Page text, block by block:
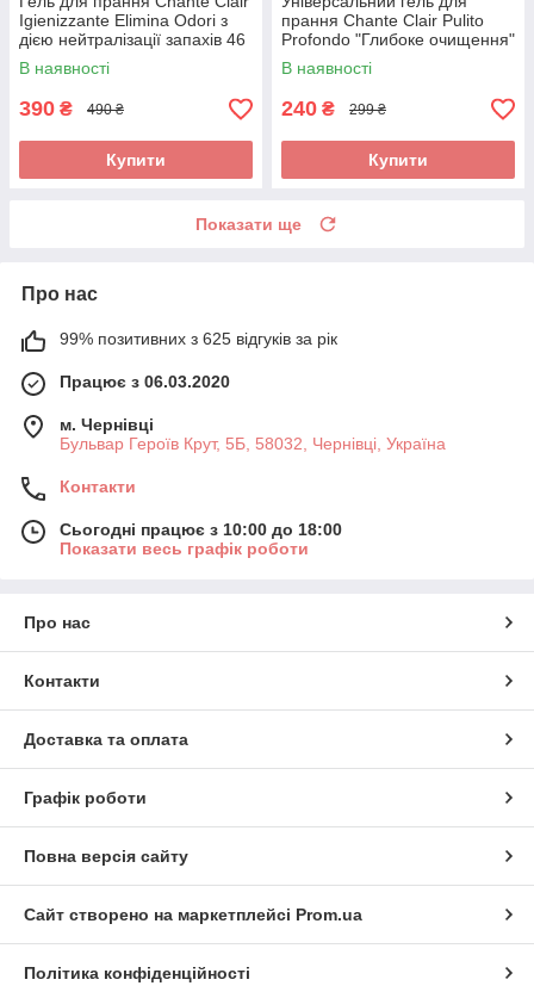
Igienizzante Elimina Odori з
дією нейтралізації запахів 46
прань 2070 мл Італія
В наявності
390 ₴ 490 ₴
Купити
прання Chante Clair Pulito
Profondo "Глибоке очищення"
, 28 прань 1260 мл
В наявності
240 ₴ 299 ₴
Купити
Показати ще
Про нас
99% позитивних з 625 відгуків за рік
Працює з 06.03.2020
м. Чернівці
Бульвар Героїв Крут, 5Б, 58032, Чернівці, Україна
Контакти
Сьогодні працює з 10:00 до 18:00
Показати весь графік роботи
Про нас
Контакти
Доставка та оплата
Графік роботи
Повна версія сайту
Сайт створено на маркетплейсі Prom.ua
Політика конфіденційності